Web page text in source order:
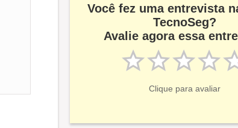
Você fez uma entrevista
TecnoSeg?
Avalie agora essa
Clique para avaliar